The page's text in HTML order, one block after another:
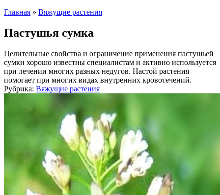
Главная » Вяжущие растения
Пастушья сумка
Целительные свойства и ограничение применения пастушьей
сумки хорошо известны специалистам и активно используется
при лечении многих разных недугов. Настой растения
помогает при многих видах внутренних кровотечений.
Рубрика: Вяжущие растения